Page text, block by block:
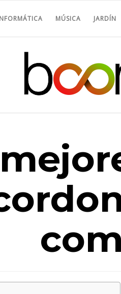
MÚSICA JARDÍN